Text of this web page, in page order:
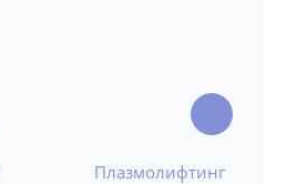
Плазмолифтинг